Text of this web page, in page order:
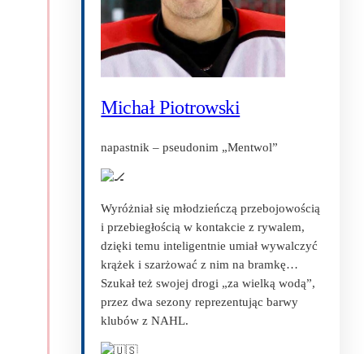
Michał Piotrowski
napastnik – pseudonim „Mentwol”
Wyróżniał się młodzieńczą przebojowością
i przebiegłością w kontakcie z rywalem,
dzięki temu inteligentnie umiał wywalczyć
krążek i szarżować z nim na bramkę…
Szukał też swojej drogi „za wielką wodą”,
przez dwa sezony reprezentując barwy
klubów z NAHL.